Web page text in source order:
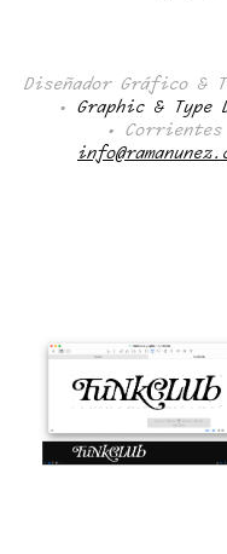
Diseñador Gráfico
• Graphic &
•